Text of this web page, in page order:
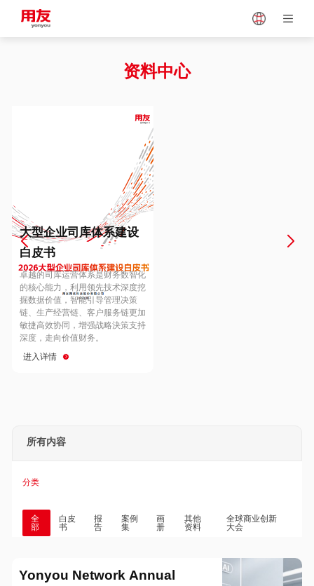
Vietnam
Europe
Hungary
Hong Kong
资料中心
大型企业司库体系建设
白皮书
卓越的司库运营体系是财务数智化
的核心能力，利用领先技术深度挖
掘数据价值，智能引导管理决策
链、生产经营链、客户服务链更加
敏捷高效协同，增强战略決策支持
深度，走向价值财务。
进入详情
所有内容
分类
全
部
白皮
书
报
告
案例
集
画
册
其他
资料
全球商业创新
大会
Yonyou Network Annual